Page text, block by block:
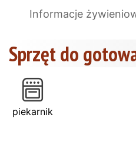
Informacje
Sprzęt do
piekarnik